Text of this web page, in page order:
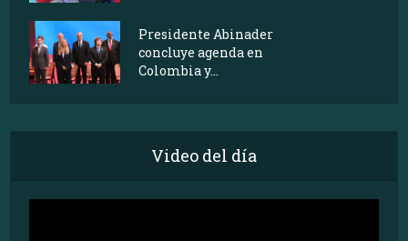
Presidente Abinader
concluye agenda en
Colombia y...
Video del día